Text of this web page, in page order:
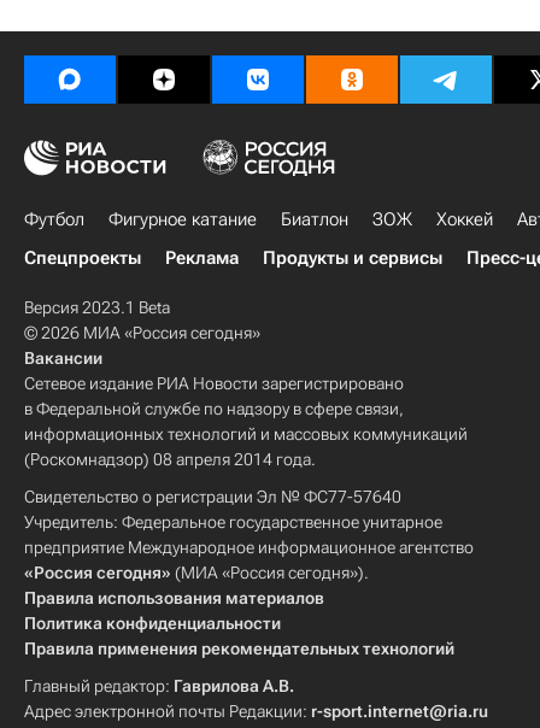
Футбол Фигурное катание Биатлон ЗОЖ Хоккей
Спецпроекты
Реклама Продукты и сервисы Пресс-
Версия 2023.1 Beta
© 2026 МИА «Россия сегодня»
Вакансии
Сетевое издание РИА Новости зарегистрировано
в Федеральной службе по надзору в сфере связи,
информационных технологий и массовых коммуникаций
(Роскомнадзор) 08 апреля 2014 года.
Свидетельство о регистрации Эл № ФС77-57640
Учредитель: Федеральное государственное унитарное
предприятие Международное информационное агентство
«Россия сегодня» (МИА «Россия сегодня»).
Правила использования материалов
Политика конфиденциальности
Правила применения рекомендательных технологий
Главный редактор: Гаврилова А.В.
Адрес электронной почты Редакции: r-sport.internet@ria.ru